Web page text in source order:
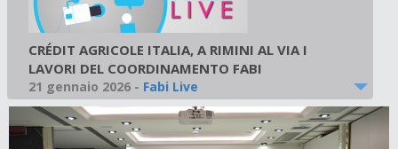
CRÉDIT AGRICOLE ITALIA, A RIMINI AL VIA I
LAVORI DEL COORDINAMENTO FABI
21 gennaio 2026 - Fabi Live